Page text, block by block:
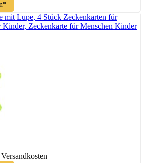
Lupe, 4 Stück Zeckenkarten für
Kinder, Zeckenkarte für Menschen Kinder